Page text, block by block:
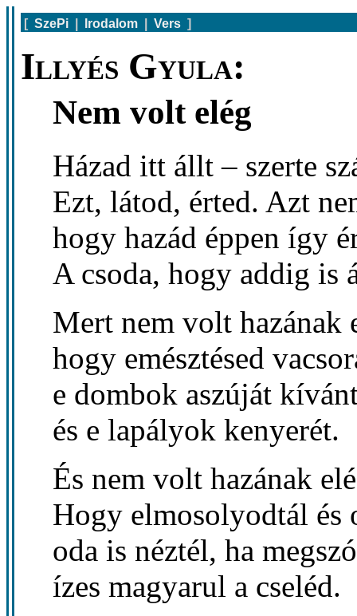
[ SzePi Irodalom Vers ]
Illyés Gyula:
Nem volt elég
Házad itt állt – szerte
Ezt, látod, érted. Azt
hogy hazád éppen így
A csoda, hogy addig is
Mert nem volt hazának
hogy emésztésed
e dombok aszúját
és e lapályok kenyerét.
És nem volt hazának
Hogy elmosolyodtál és
oda is néztél, ha
ízes magyarul a cseléd.